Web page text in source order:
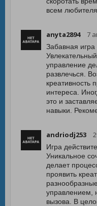
всем
anyta2894 7
Забавная
управление
развлечься.
креативность
интереса.
это и
навыки.
andriodj253
Игра
Уникальное
делает
проявить
управлением,
вызова. В